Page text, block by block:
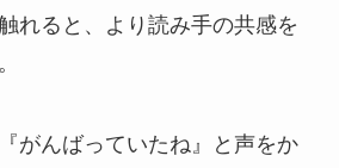
れると、より読み手の共感を
がんばっていたね』と声をか